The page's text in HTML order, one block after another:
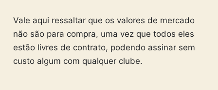
Vale aqui ressaltar que os valores de mercado
não são para compra, uma vez que todos eles
estão livres de contrato, podendo assinar sem
custo algum com qualquer clube.